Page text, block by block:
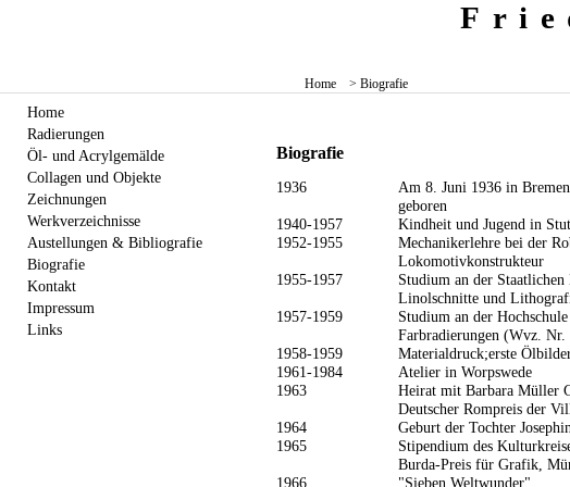
Home > Biografie
Biografie
1936
Am 8. Juni 1936 in
geboren
1940-1957
Kindheit und Jugend in
1952-1955
Mechanikerlehre bei der
Lokomotivkonstrukteur
1955-1957
Studium an der
Linolschnitte und
1957-1959
Studium an der
Farbradierungen (Wvz. Nr.
1958-1959
Materialdruck;erste
1961-1984
Atelier in Worpswede
1963
Heirat mit Barbara Müller
Deutscher Rompreis der
1964
Geburt der Tochter
1965
Stipendium des
Burda-Preis für Grafik,
1966
"Sieben Weltwunder",
Home
Radierungen
Öl- und Acrylgemälde
Collagen und Objekte
Zeichnungen
Werkverzeichnisse
Austellungen & Bibliografie
Biografie
Kontakt
Impressum
Links